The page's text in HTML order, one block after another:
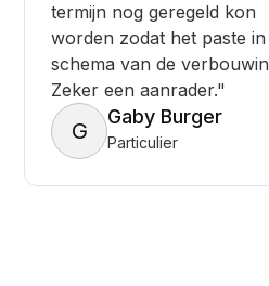
termijn nog geregeld kon
worden zodat het paste
schema van de
Zeker een aanrader."
G
Gaby Burger
Particulier